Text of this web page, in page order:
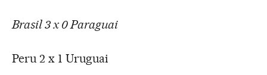
Brasil 3 x 0 Paraguai
Peru 2 x 1 Uruguai